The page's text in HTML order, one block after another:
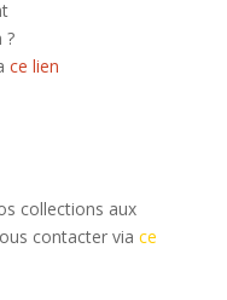
?
ce lien
collections aux
contacter viace